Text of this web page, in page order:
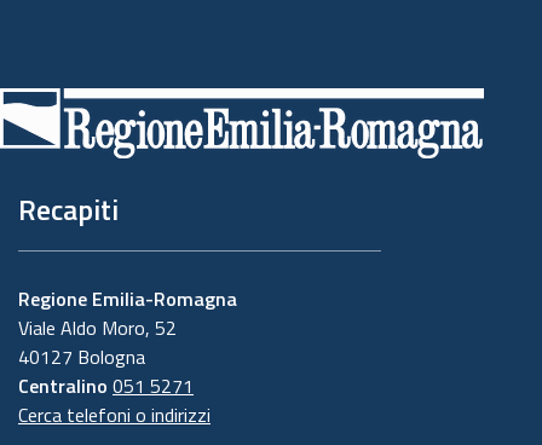
di
pagina
Recapiti
Regione Emilia-Romagna
Viale Aldo Moro, 52
40127 Bologna
Centralino 051 5271
Cerca telefoni o indirizzi